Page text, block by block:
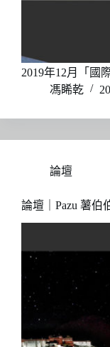
2019年12月「國
馮睎乾
論壇
論壇｜Pazu 薯伯